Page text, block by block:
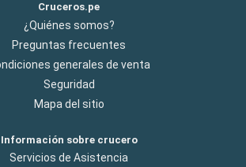
Cruceros.pe
¿Quiénes somos?
Preguntas frecuentes
generales de venta
Seguridad
Mapa del sitio
Información sobre crucero
Servicios de Asistencia